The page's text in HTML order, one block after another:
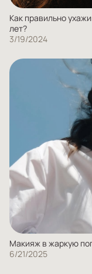
Как правильно
лет?
3/19/2024
Макияж в жаркую
6/21/2025